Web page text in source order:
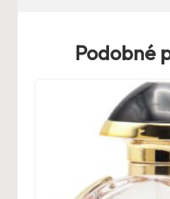
Podobné